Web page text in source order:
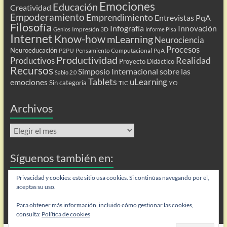
Creatividad Educación Emociones
Empoderamiento Emprendimiento Entrevistas PqA
Filosofía Genios Impresión 3D Infografía Informe Pisa Innovación
Internet Know-howmLearning Neurociencia
Neuroeducación P2PU Pensamiento Computacional PqA Procesos
Productivos Productividad Proyecto Didáctico Realidad
Recursos Sabio 2.0 Simposio Internacional sobre las
emociones Sin categoría Tablets TIC uLearning YO
Archivos
Archivos
Síguenos también en:
Flip
Privacidad y cookies: este sitio usa cookies. Si continúas navegando por él,
aceptas su uso.
Para obtener más información, incluido cómo gestionar las cookies,
consulta: Política de cookies